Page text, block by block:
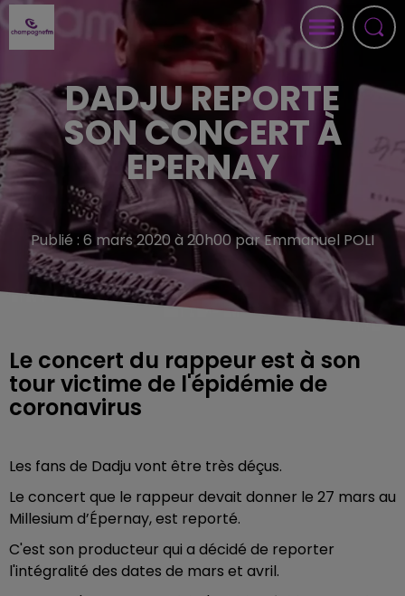
DADJU REPORTE
SON CONCERT À
EPERNAY
Publié : 6 mars 2020 à 20h00 par Emmanuel POLI
Le concert du rappeur est à son
tour victime de l'épidémie de
coronavirus
Les fans de Dadju vont être très déçus.
Le concert que le rappeur devait donner le 27 mars au
Millesium d’Épernay, est reporté.
C'est son producteur qui a décidé de reporter
l'intégralité des dates de mars et avril.